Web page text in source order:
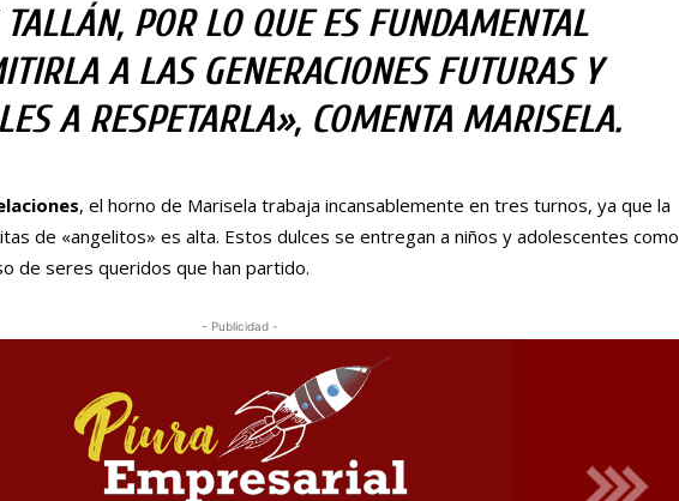
POR LO QUE ES FUNDAMENTAL
A LAS GENERACIONES FUTURAS Y
A RESPETARLA», COMENTA MARISELA.
, el horno de Marisela trabaja incansablemente en tres turnos, ya que la
de «angelitos» es alta. Estos dulces se entregan a niños y adolescentes como
de seres queridos que han partido.
- Publicidad -